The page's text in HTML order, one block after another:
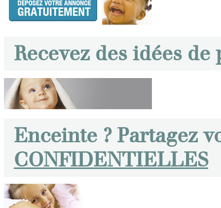
Recevez des idées
Enceinte ? Partagez
CONFIDENTIELLES